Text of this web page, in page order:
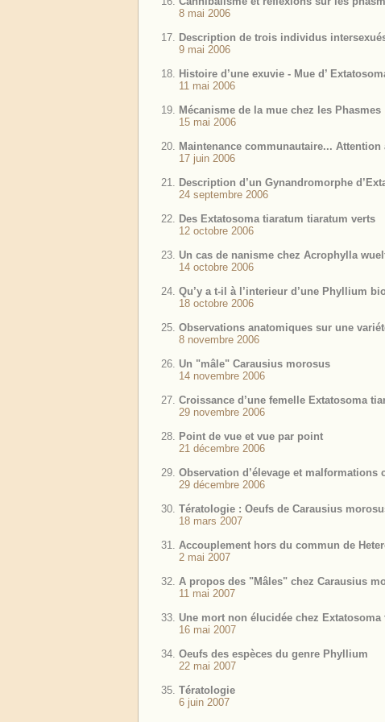
8 mai 2006
Description de trois individus
9 mai 2006
Histoire d’une exuvie - Mue d’
11 mai 2006
Mécanisme de la mue chez les Phasmes
15 mai 2006
Maintenance communautaire...
17 juin 2006
Description d’un Gynandromorphe
24 septembre 2006
Des Extatosoma tiaratum tiaratum verts
12 octobre 2006
Un cas de nanisme chez Acrophylla
14 octobre 2006
Qu’y a t-il à l’interieur d’une Phyllium
18 octobre 2006
Observations anatomiques sur une
8 novembre 2006
Un "mâle" Carausius morosus
14 novembre 2006
Croissance d’une femelle Extatosoma
29 novembre 2006
Point de vue et vue par point
21 décembre 2006
Observation d’élevage et malformations
29 décembre 2006
Tératologie : Oeufs de Carausius
18 mars 2007
Accouplement hors du commun de
2 mai 2007
A propos des "Mâles" chez Carausius
11 mai 2007
Une mort non élucidée chez Extatosoma
16 mai 2007
Oeufs des espèces du genre Phyllium
22 mai 2007
Tératologie
6 juin 2007